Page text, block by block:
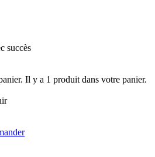
succès
Il y a 1 produit dans votre panier.